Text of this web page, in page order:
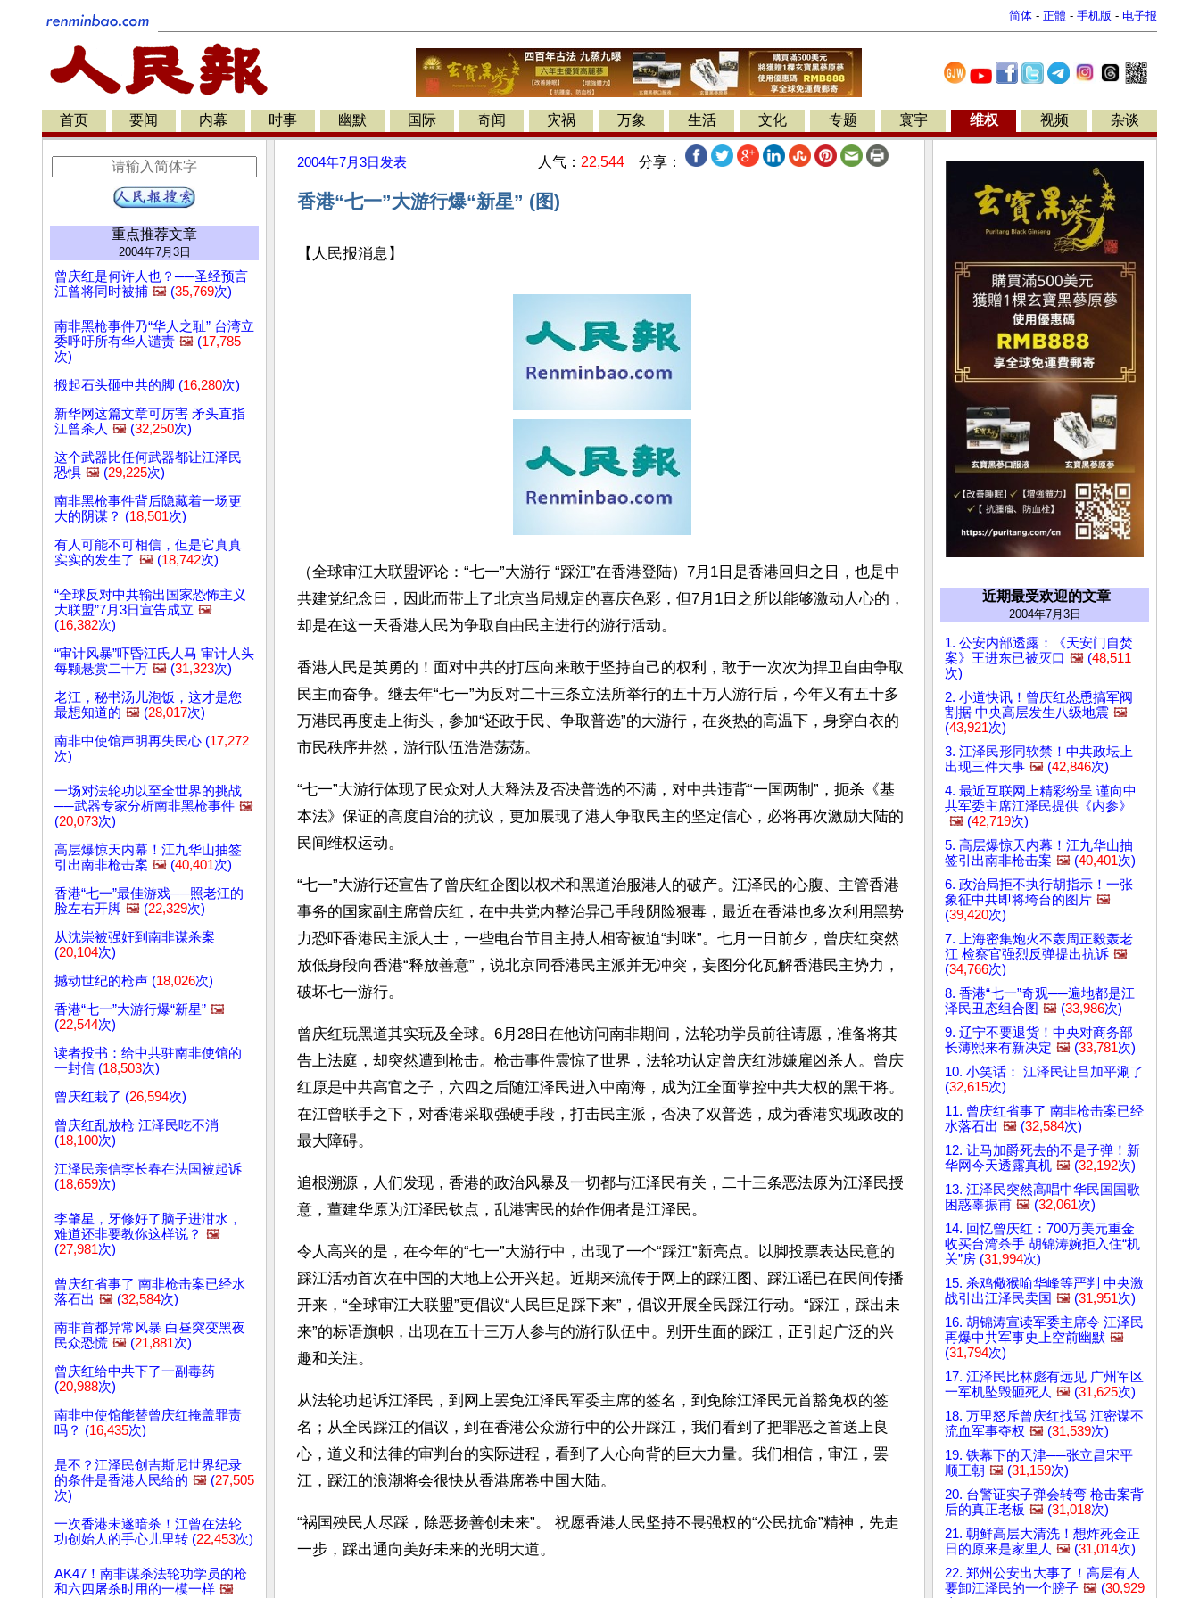
简体 - 正體 - 手机版 - 电子报
首页 要闻 内幕 时事 幽默 国际 奇闻 灾祸 万象 生活 文化 专题 寰宇 维权 视频 杂谈
重点推荐文章
2004年7月3日
曾庆红是何许人也？──圣经预言
江曾将同时被捕 🖼️ (35,769次)
南非黑枪事件乃“华人之耻” 台湾立
委呼吁所有华人谴责 🖼️ (17,785
次)
搬起石头砸中共的脚 (16,280次)
新华网这篇文章可厉害 矛头直指
江曾杀人 🖼️ (32,250次)
这个武器比任何武器都让江泽民
恐惧 🖼️ (29,225次)
南非黑枪事件背后隐藏着一场更
大的阴谋？ (18,501次)
有人可能不可相信，但是它真真
实实的发生了 🖼️ (18,742次)
“全球反对中共输出国家恐怖主义
大联盟”7月3日宣告成立 🖼️
(16,382次)
“审计风暴”吓昏江氏人马 审计人头
每颗悬赏二十万 🖼️ (31,323次)
老江，秘书汤儿泡饭，这才是您
最想知道的 🖼️ (28,017次)
南非中使馆声明再失民心 (17,272
次)
一场对法轮功以至全世界的挑战
──武器专家分析南非黑枪事件 🖼️
(20,073次)
高层爆惊天内幕！江九华山抽签
引出南非枪击案 🖼️ (40,401次)
香港“七一”最佳游戏──照老江的
脸左右开脚 🖼️ (22,329次)
从沈崇被强奸到南非谋杀案
(20,104次)
撼动世纪的枪声 (18,026次)
香港“七一”大游行爆“新星” 🖼️
(22,544次)
读者投书：给中共驻南非使馆的
一封信 (18,503次)
曾庆红栽了 (26,594次)
曾庆红乱放枪 江泽民吃不消
(18,100次)
江泽民亲信李长春在法国被起诉
(18,659次)
李肇星，牙修好了脑子进泔水，
难道还非要教你这样说？ 🖼️
(27,981次)
曾庆红省事了 南非枪击案已经水
落石出 🖼️ (32,584次)
南非首都异常风暴 白昼突变黑夜
民众恐慌 🖼️ (21,881次)
曾庆红给中共下了一副毒药
(20,988次)
南非中使馆能替曾庆红掩盖罪责
吗？ (16,435次)
是不？江泽民创吉斯尼世界纪录
的条件是香港人民给的 🖼️ (27,505
次)
一次香港未遂暗杀！江曾在法轮
功创始人的手心儿里转 (22,453次)
AK47！南非谋杀法轮功学员的枪
和六四屠杀时用的一模一样 🖼️
2004年7月3日 发表 人气： 22,544 分享：
香港“七一”大游行爆“新星” (图)
【人民报消息】
（全球审江大联盟评论：“七一”大游行 “踩江”在香港登陆）7月1日是香港回归之日，也是中
共建党纪念日，因此而带上了北京当局规定的喜庆色彩，但7月1日之所以能够激动人心的，
却是在这一天香港人民为争取自由民主进行的游行活动。
香港人民是英勇的！面对中共的打压向来敢于坚持自己的权利，敢于一次次为捍卫自由争取
民主而奋争。继去年“七一”为反对二十三条立法所举行的五十万人游行后，今年又有五十多
万港民再度走上街头，参加“还政于民、争取普选”的大游行，在炎热的高温下，身穿白衣的
市民秩序井然，游行队伍浩浩荡荡。
“七一”大游行体现了民众对人大释法及否决普选的不满，对中共违背“一国两制”，扼杀《基
本法》保证的高度自治的抗议，更加展现了港人争取民主的坚定信心，必将再次激励大陆的
民间维权运动。
“七一”大游行还宣告了曾庆红企图以权术和黑道治服港人的破产。江泽民的心腹、主管香港
事务的国家副主席曾庆红，在中共党内整治异己手段阴险狠毒，最近在香港也多次利用黑势
力恐吓香港民主派人士，一些电台节目主持人相寄被迫“封咪”。七月一日前夕，曾庆红突然
放低身段向香港“释放善意”，说北京同香港民主派并无冲突，妄图分化瓦解香港民主势力，
破坏七一游行。
曾庆红玩黑道其实玩及全球。6月28日在他访问南非期间，法轮功学员前往请愿，准备将其
告上法庭，却突然遭到枪击。枪击事件震惊了世界，法轮功认定曾庆红涉嫌雇凶杀人。曾庆
红原是中共高官之子，六四之后随江泽民进入中南海，成为江全面掌控中共大权的黑干将。
在江曾联手之下，对香港采取强硬手段，打击民主派，否决了双普选，成为香港实现政改的
最大障碍。
追根溯源，人们发现，香港的政治风暴及一切都与江泽民有关，二十三条恶法原为江泽民授
意，董建华原为江泽民钦点，乱港害民的始作佣者是江泽民。
令人高兴的是，在今年的“七一”大游行中，出现了一个“踩江”新亮点。以脚投票表达民意的
踩江活动首次在中国的大地上公开兴起。近期来流传于网上的踩江图、踩江谣已在民间传播
开来，“全球审江大联盟”更倡议“人民巨足踩下来”，倡议开展全民踩江行动。“踩江，踩出未
来”的标语旗帜，出现在五十三万人参与的游行队伍中。别开生面的踩江，正引起广泛的兴
趣和关注。
从法轮功起诉江泽民，到网上罢免江泽民军委主席的签名，到免除江泽民元首豁免权的签
名；从全民踩江的倡议，到在香港公众游行中的公开踩江，我们看到了把罪恶之首送上良
心，道义和法律的审判台的实际进程，看到了人心向背的巨大力量。我们相信，审江，罢
江，踩江的浪潮将会很快从香港席卷中国大陆。
“祸国殃民人尽踩，除恶扬善创未来”。 祝愿香港人民坚持不畏强权的“公民抗命”精神，先走
一步，踩出通向美好未来的光明大道。
近期最受欢迎的文章
2004年7月3日
1. 公安内部透露：《天安门自焚
案》王进东已被灭口 🖼️ (48,511
次)
2. 小道快讯！曾庆红怂恿搞军阀
割据 中央高层发生八级地震 🖼️
(43,921次)
3. 江泽民形同软禁！中共政坛上
出现三件大事 🖼️ (42,846次)
4. 最近互联网上精彩纷呈 谨向中
共军委主席江泽民提供《内参》
🖼️ (42,719次)
5. 高层爆惊天内幕！江九华山抽
签引出南非枪击案 🖼️ (40,401次)
6. 政治局拒不执行胡指示！一张
象征中共即将垮台的图片 🖼️
(39,420次)
7. 上海密集炮火不轰周正毅轰老
江 检察官强烈反弹提出抗诉 🖼️
(34,766次)
8. 香港“七一”奇观──遍地都是江
泽民丑态组合图 🖼️ (33,986次)
9. 辽宁不要退货！中央对商务部
长薄熙来有新决定 🖼️ (33,781次)
10. 小笑话： 江泽民让吕加平涮了
(32,615次)
11. 曾庆红省事了 南非枪击案已经
水落石出 🖼️ (32,584次)
12. 让马加爵死去的不是子弹！新
华网今天透露真机 🖼️ (32,192次)
13. 江泽民突然高唱中华民国国歌
困惑辜振甫 🖼️ (32,061次)
14. 回忆曾庆红：700万美元重金
收买台湾杀手 胡锦涛婉拒入住“机
关”房 (31,994次)
15. 杀鸡儆猴喻华峰等严判 中央激
战引出江泽民卖国 🖼️ (31,951次)
16. 胡锦涛宣读军委主席令 江泽民
再爆中共军事史上空前幽默 🖼️
(31,794次)
17. 江泽民比林彪有远见 广州军区
一军机坠毁砸死人 🖼️ (31,625次)
18. 万里怒斥曾庆红找骂 江密谋不
流血军事夺权 🖼️ (31,539次)
19. 铁幕下的天津──张立昌宋平
顺王朝 🖼️ (31,159次)
20. 台警证实子弹会转弯 枪击案背
后的真正老板 🖼️ (31,018次)
21. 朝鲜高层大清洗！想炸死金正
日的原来是家里人 🖼️ (31,014次)
22. 郑州公安出大事了！高层有人
要卸江泽民的一个膀子 🖼️ (30,929